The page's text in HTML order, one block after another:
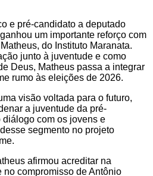
e pré-candidato a deputado
um importante reforço com
do Instituto Maranata.
junto à juventude e como
Deus, Matheus passa a integrar
rumo às eleições de 2026.
visão voltada para o futuro,
a juventude da pré-
com os jovens e
segmento no projeto
afirmou acreditar na
compromisso de Antônio